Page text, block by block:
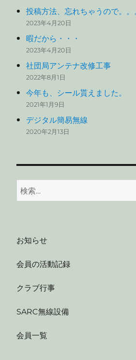
投稿方法、忘れちゃうので。。。
2023年4月20日
暇だから・・・
2023年4月20日
社団局アンテナ改修工事
2022年8月1日
今年も、シール貰えました。
2021年1月9日
デジタル簡易無線
2020年2月13日
検
索:
お知らせ
会員の活動記録
クラブ行事
SARC無線設備
会員一覧